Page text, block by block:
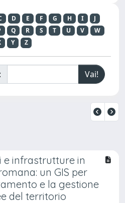
D E F G H I
J
Q R S T U V
W
Y Z
e infrastrutture in
un GIS per
e la gestione
del territorio